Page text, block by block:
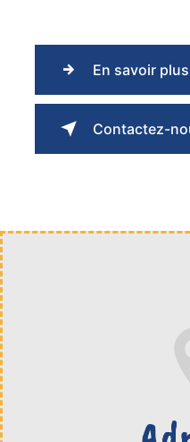
En savoir plus
Contactez-